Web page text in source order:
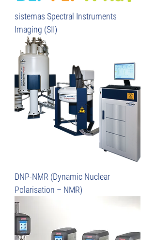
sistemas Spectral Instruments
Imaging (SII)
DNP-NMR (Dynamic Nuclear
Polarisation – NMR)